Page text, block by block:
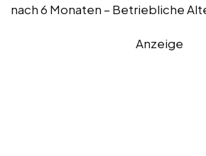
nach 6 Monaten – Betriebliche
Anzeige